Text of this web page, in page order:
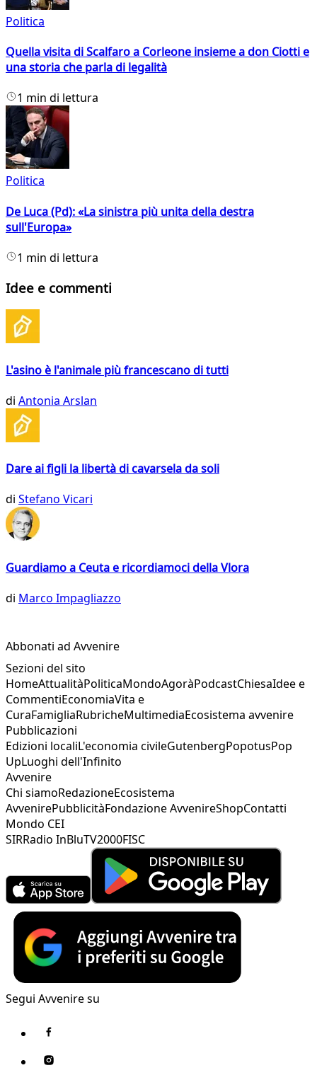
Politica
Quella visita di Scalfaro a Corleone insieme a don Ciotti e
una storia che parla di legalità
1 min di lettura
Politica
De Luca (Pd): «La sinistra più unita della destra
sull'Europa»
1 min di lettura
Idee e commenti
L'asino è l'animale più francescano di tutti
di Antonia Arslan
Dare ai figli la libertà di cavarsela da soli
di Stefano Vicari
Guardiamo a Ceuta e ricordiamoci della Vlora
di Marco Impagliazzo
Abbonati ad Avvenire
Sezioni del sito
HomeAttualitàPoliticaMondoAgoràPodcastChiesaIdee e
CommentiEconomiaVita e
CuraFamigliaRubricheMultimediaEcosistema avvenire
Pubblicazioni
Edizioni localiL'economia civileGutenbergPopotusPop
UpLuoghi dell'Infinito
Avvenire
Chi siamoRedazioneEcosistema
AvvenirePubblicitàFondazione AvvenireShopContatti
Mondo CEI
SIRRadio InBluTV2000FISC
Segui Avvenire su